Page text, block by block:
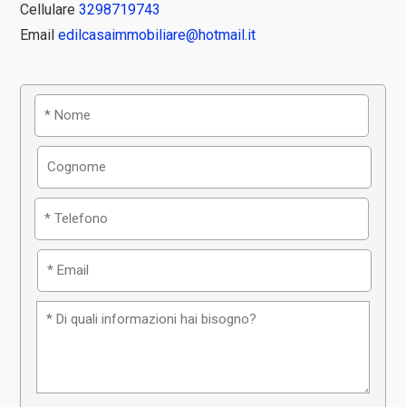
Cellulare 3298719743
Email edilcasaimmobiliare@hotmail.it